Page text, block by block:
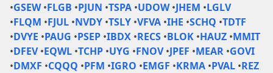
•GSEW •FLGB •PJUN •TSPA •UDOW •JHEM •LGLV
•FLQM •FJUL •NVDY •TSLY •VFVA •IHE •SCHQ •TDTF
•DVYE •PAUG •PSEP •IBDX •RECS •BLOK •HAUZ •MMIT
•DFEV •EQWL •TCHP •UYG •FNOV •JPEF •MEAR •GOVI
•DMXF •CQQQ •PFM •IGRO •EMGF •KRMA •PVAL •REZ